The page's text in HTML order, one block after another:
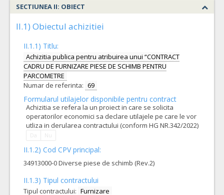
SECTIUNEA II: OBIECT
II.1) Obiectul achizitiei
II.1.1) Titlu:
Achizitia publica pentru atribuirea unui “CONTRACT
CADRU DE FURNIZARE PIESE DE SCHIMB PENTRU
PARCOMETRE
Numar de referinta: 69
Formularul utilajelor disponibile pentru contract
Achizitia se refera la un proiect in care se solicita
operatorilor economici sa declare utilajele pe care le vor
utliza in derularea contractului (conform HG NR.342/2022)
II.1.2) Cod CPV principal:
34913000-0 Diverse piese de schimb (Rev.2)
II.1.3) Tipul contractului
Tipul contractului: Furnizare